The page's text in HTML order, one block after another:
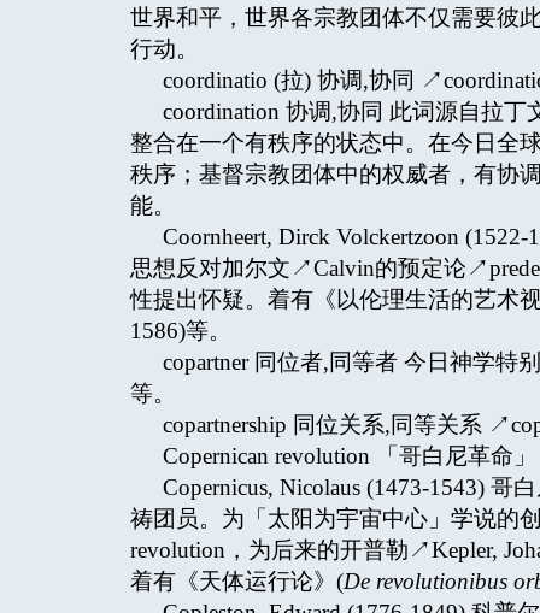
世界和平，世界各宗教团体不仅需要彼
行动。
coordinatio (拉) 协调,协同
coordination 协调,协同 此词源自拉
整合在一个有秩序的状态中。在今日全
秩序；基督宗教团体中的权威者，有协
能。
Coornheert, Dirck Volckertzoon
思想反对加尔文↗Calvin的预定论
性提出怀疑。着有《以伦理生活的艺术
1586)等。
copartner 同位者,同等者 今日神学特
等。
copartnership 同位关系,同等关系
Copernican revolution 「哥白尼革命
Copernicus, Nicolaus (1473-1543)
祷团员。为「太阳为宇宙中心」学说的
revolution，为后来的开普勒↗Kepler,
着有《天体运行论》(De revolutionibus